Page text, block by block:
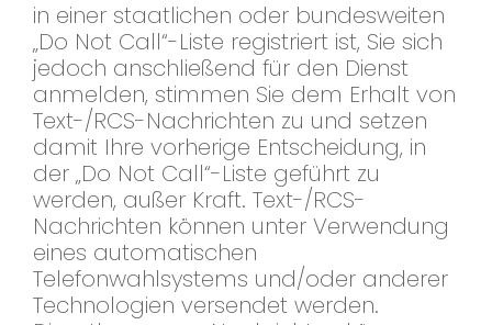
in einer staatlichen oder bundesweiten
„Do Not Call“-Liste registriert ist, Sie sich
jedoch anschließend für den Dienst
anmelden, stimmen Sie dem Erhalt von
Text-/RCS-Nachrichten zu und setzen
damit Ihre vorherige Entscheidung, in
der „Do Not Call“-Liste geführt zu
werden, außer Kraft. Text-/RCS-
Nachrichten können unter Verwendung
eines automatischen
Telefonwahlsystems und/oder anderer
Technologien versendet werden.